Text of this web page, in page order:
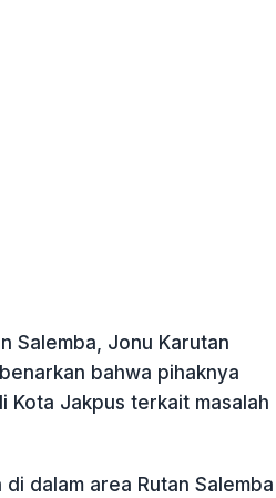
Salemba, Jonu Karutan
bahwa pihaknya
Kota Jakpus terkait masalah
dalam area Rutan Salemba